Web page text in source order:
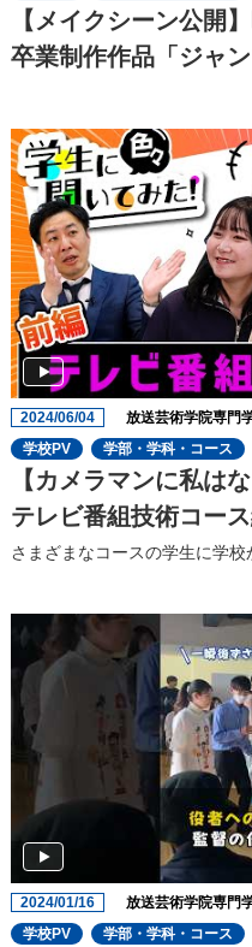
【メイクシーン公開
卒業制作作品「ジャ
2024/06/04 放送芸術学院専門
学校PV
学部・学科・コース
【カメラマンに私は
テレビ番組技術コース
さまざまなコースの学生に学校
2024/01/16 放送芸術学院専門
学校PV
学部・学科・コース